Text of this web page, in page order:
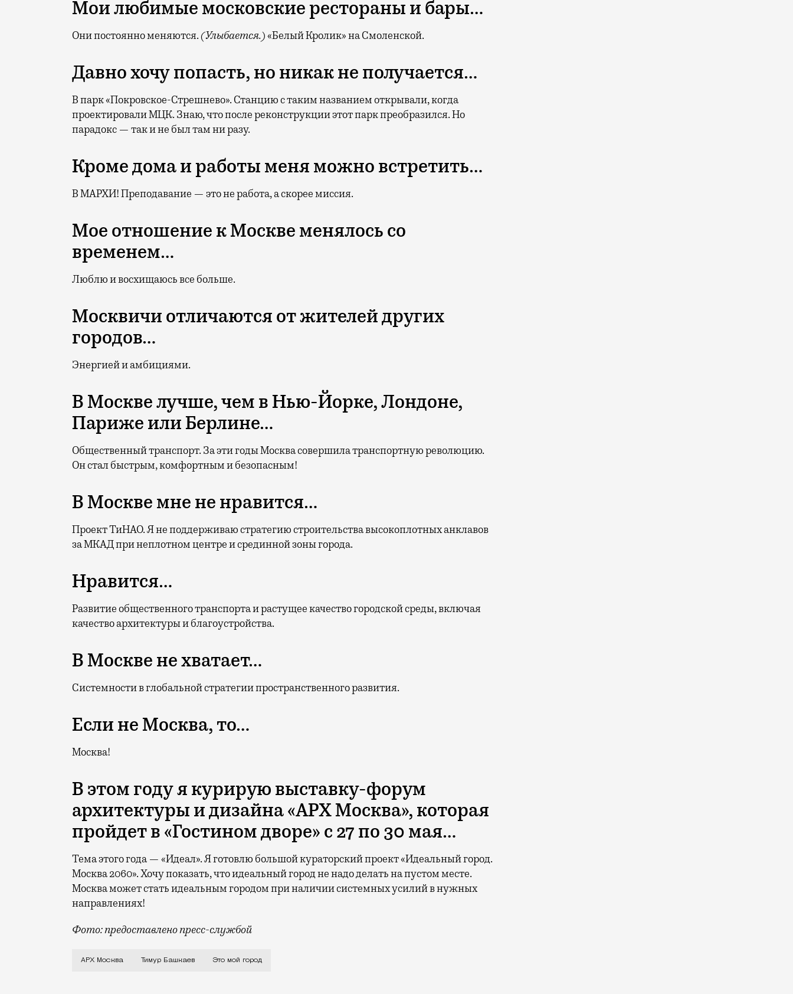
Мои любимые московские рестораны и бары…
Они постоянно меняются.(Улыбается.)«Белый Кролик» на Смоленской.
Давно хочу попасть, но никак не получается…
В парк «Покровское-Стрешнево». Станцию с таким названием открывали, когда
проектировали МЦК. Знаю, что после реконструкции этот парк преобразился. Но
парадокс — так и не был там ни разу.
Кроме дома и работы меня можно встретить…
В МАРХИ! Преподавание — это не работа, а скорее миссия.
Мое отношение к Москве менялось со
временем…
Люблю и восхищаюсь все больше.
Москвичи отличаются от жителей других
городов…
Энергией и амбициями.
В Москве лучше, чем в Нью-Йорке, Лондоне,
Париже или Берлине…
Общественный транспорт. За эти годы Москва совершила транспортную революцию.
Он стал быстрым, комфортным и безопасным!
В Москве мне не нравится…
Проект ТиНАО. Я не поддерживаю стратегию строительства высокоплотных анклавов
за МКАД при неплотном центре и срединной зоны города.
Нравится…
Развитие общественного транспорта и растущее качество городской среды, включая
качество архитектуры и благоустройства.
В Москве не хватает…
Системности в глобальной стратегии пространственного развития.
Если не Москва, то…
Москва!
В этом году я курирую выставку-форум
архитектуры и дизайна «АРХ Москва», которая
пройдет в «Гостином дворе» с 27 по 30 мая…
Тема этого года — «Идеал». Я готовлю большой кураторский проект «Идеальный город.
Москва 2060».Хочу показать, что идеальный город не надо делать на пустом месте.
Москва может стать идеальным городом при наличии системных усилий в нужных
направлениях!
Фото: предоставлено пресс-службой
О том, чем привлекает «Сити» и почему не нравится Капотня, амбициях москвичей и о том, что общественный транспорт в Москве лучший, а
АРХ Москва Тимур Башкаев Это мой город